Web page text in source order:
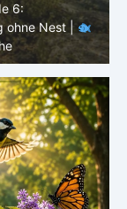
5: Schutz ohne
im